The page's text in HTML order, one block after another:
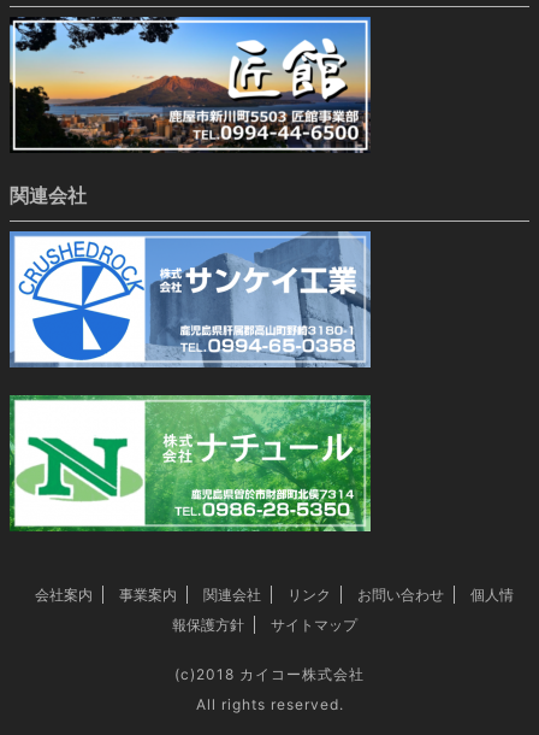
関連会社
会社案内 事業案内 関連会社 リンク お問い合わせ
個人情
報保護方針
サイトマップ
(c)2018 カイコー株式会社
All rights reserved.